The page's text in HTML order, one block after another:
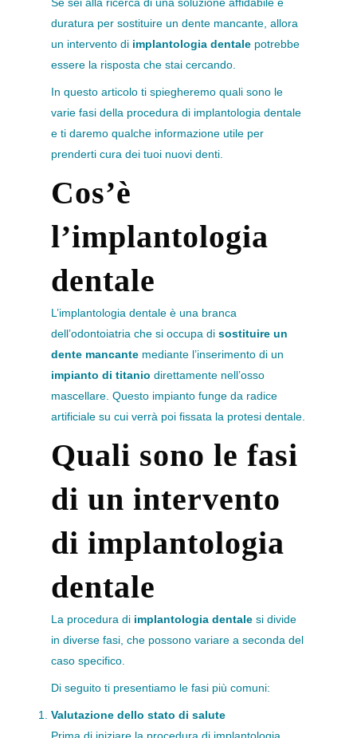
duratura per sostituire un dente mancante, allora
un intervento di implantologia dentale potrebbe
essere la risposta che stai cercando.
In questo articolo ti spiegheremo quali sono le
varie fasi della procedura di implantologia dentale
e ti daremo qualche informazione utile per
prenderti cura dei tuoi nuovi denti.
Cos’è
l’implantologia
dentale
L’implantologia dentale è una branca
dell’odontoiatria che si occupa di sostituire un
dente mancante mediante l’inserimento di un
impianto di titanio direttamente nell’osso
mascellare. Questo impianto funge da radice
artificiale su cui verrà poi fissata la protesi dentale.
Quali sono le fasi
di un intervento
di implantologia
dentale
La procedura di implantologia dentale si divide
in diverse fasi, che possono variare a seconda del
caso specifico.
Di seguito ti presentiamo le fasi più comuni:
Valutazione dello stato di salute